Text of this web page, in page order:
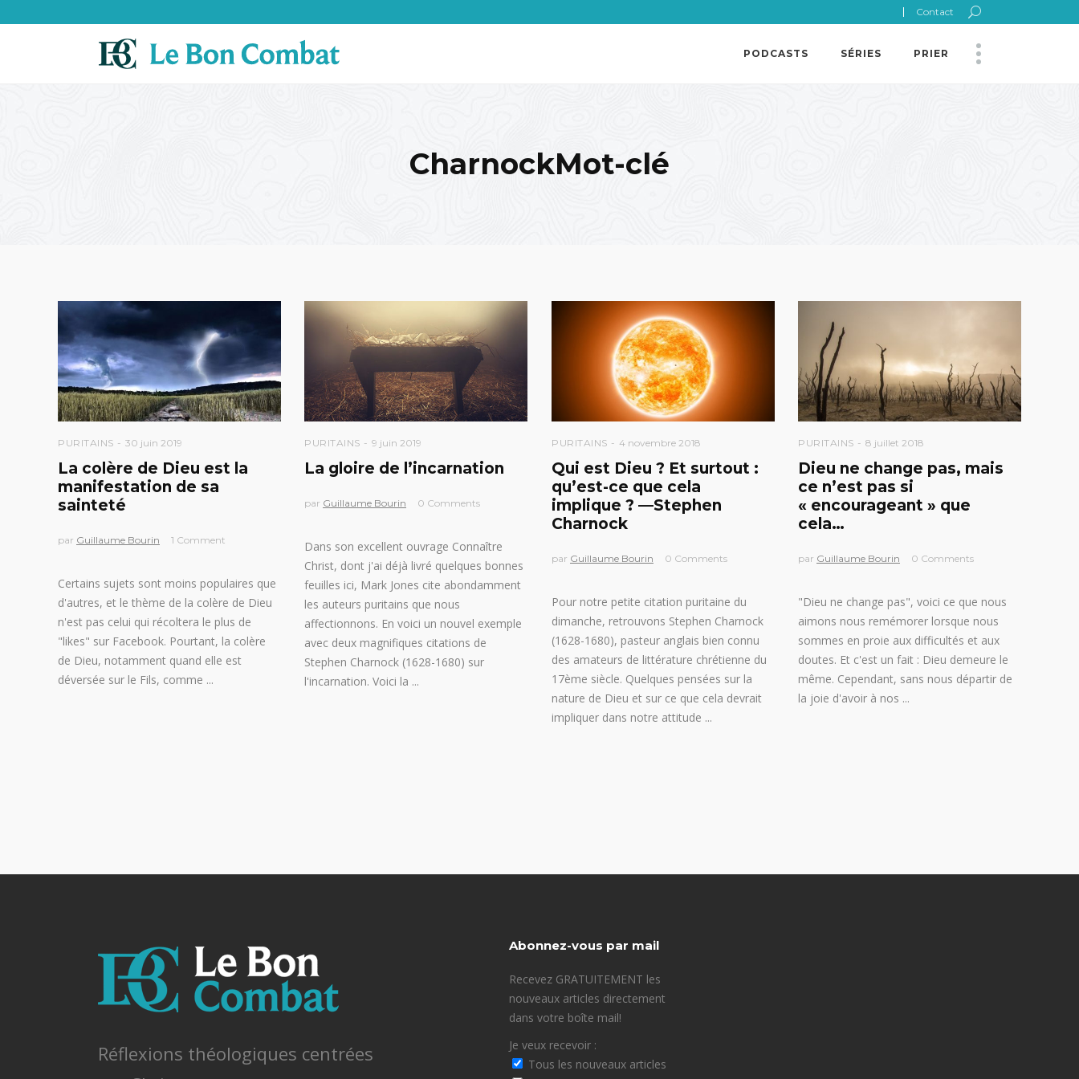
Contact
PODCASTS SÉRIES PRIER
CharnockMot-clé
PURITAINS 30 juin 2019
La colère de Dieu est la
manifestation de sa
sainteté
par Guillaume Bourin 1 Comment
Certains sujets sont moins populaires que
d'autres, et le thème de la colère de Dieu
n'est pas celui qui récoltera le plus de
"likes" sur Facebook. Pourtant, la colère
de Dieu, notamment quand elle est
déversée sur le Fils, comme
PURITAINS 9 juin 2019
La gloire de l’incarnation
par Guillaume Bourin 0 Comments
Dans son excellent ouvrage Connaître
Christ, dont j'ai déjà livré quelques bonnes
feuilles ici, Mark Jones cite abondamment
les auteurs puritains que nous
affectionnons. En voici un nouvel exemple
avec deux magnifiques citations de
Stephen Charnock (1628-1680) sur
l'incarnation. Voici la
PURITAINS 4 novembre 2018
Qui est Dieu ? Et surtout :
qu’est-ce que cela
implique ? —Stephen
Charnock
par Guillaume Bourin 0 Comments
Pour notre petite citation puritaine du
dimanche, retrouvons Stephen Charnock
(1628-1680), pasteur anglais bien connu
des amateurs de littérature chrétienne du
17ème siècle. Quelques pensées sur la
nature de Dieu et sur ce que cela devrait
impliquer dans notre attitude
PURITAINS 8 juillet 2018
Dieu ne change pas, mais
ce n’est pas si
« encourageant » que
cela…
par Guillaume Bourin 0 Comments
"Dieu ne change pas", voici ce que nous
aimons nous remémorer lorsque nous
sommes en proie aux difficultés et aux
doutes. Et c'est un fait : Dieu demeure le
même. Cependant, sans nous départir de
la joie d'avoir à nos
Réflexions théologiques centrées
Abonnez-vous par mail
Recevez GRATUITEMENT les
nouveaux articles directement
dans votre boîte mail!
Je veux recevoir :
Tous les nouveaux articles